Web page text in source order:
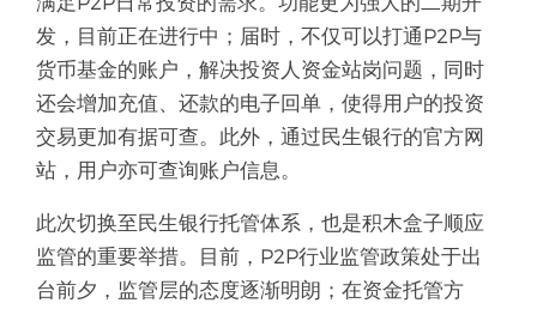
发，目前正在进行中；届时，不仅可以打通P2P与
货币基金的账户，解决投资人资金站岗问题，同时
还会增加充值、还款的电子回单，使得用户的投资
交易更加有据可查。此外，通过民生银行的官方网
站，用户亦可查询账户信息。
此次切换至民生银行托管体系，也是积木盒子顺应
监管的重要举措。目前，P2P行业监管政策处于出
台前夕，监管层的态度逐渐明朗；在资金托管方